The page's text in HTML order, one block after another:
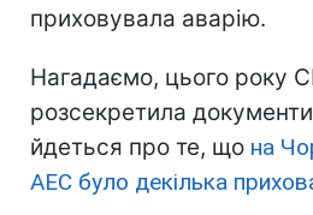
приховувала аварію.
Нагадаємо, цього року
розсекретила
йдеться про те, що на
АЕС було декілька